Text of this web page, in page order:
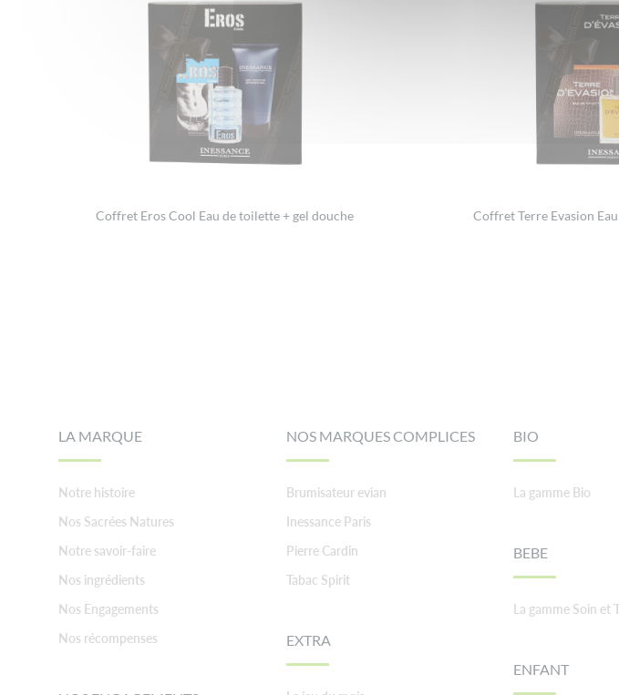
Coffret Eros Cool Eau de toilette + gel douche Coffret Terre Evasion
LA MARQUE
Notre histoire
Nos Sacrées Natures
Notre savoir-faire
Nos ingrédients
Nos Engagements
Nos récompenses
NOS MARQUES COMPLICES
Brumisateur evian
Inessance Paris
Pierre Cardin
Tabac Spirit
EXTRA
BIO
La gamme Bio
BEBE
La gamme Soin et
ENFANT